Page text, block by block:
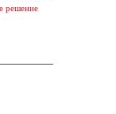
решение